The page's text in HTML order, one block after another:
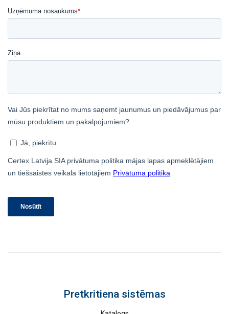
Pretkritiena sistēmas
analizētu mūsu trafiku. Mēs arī kopīgojam
informāciju par to, kā jūs lietojat mūsu
partneriem, kuri to var apvienot ar citu
informāciju, ko esat viņiem sniedzis vai ko
viņi ir apkopojuši, izmantojot jūsu
nepieciešamie
Funkcionalitātes Neklasificētie